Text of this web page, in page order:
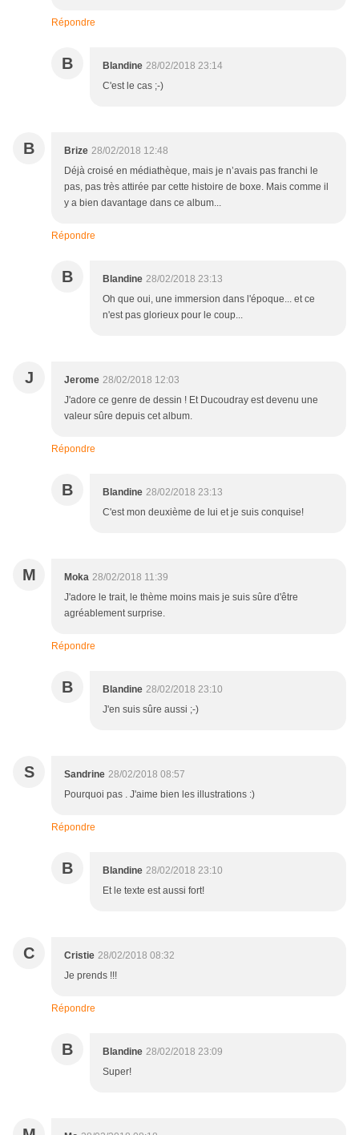
Répondre
B Blandine 28/02/2018 23:14
C'est le cas ;-)
B Brize 28/02/2018 12:48
Déjà croisé en médiathèque, mais je n’avais pas franchi le
pas, pas très attirée par cette histoire de boxe. Mais comme il
y a bien davantage dans ce album...
Répondre
B Blandine 28/02/2018 23:13
Oh que oui, une immersion dans l'époque... et ce
n'est pas glorieux pour le coup...
J Jerome 28/02/2018 12:03
J'adore ce genre de dessin ! Et Ducoudray est devenu une
valeur sûre depuis cet album.
Répondre
B Blandine 28/02/2018 23:13
C'est mon deuxième de lui et je suis conquise!
M Moka 28/02/2018 11:39
J'adore le trait, le thème moins mais je suis sûre d'être
agréablement surprise.
Répondre
B Blandine 28/02/2018 23:10
J'en suis sûre aussi ;-)
S Sandrine 28/02/2018 08:57
Pourquoi pas . J'aime bien les illustrations :)
Répondre
B Blandine 28/02/2018 23:10
Et le texte est aussi fort!
C Cristie 28/02/2018 08:32
Je prends !!!
Répondre
B Blandine 28/02/2018 23:09
Super!